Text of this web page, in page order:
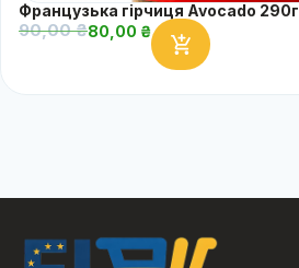
Французька гірчиця Avocado 290г
90,00₴80,00 ₴